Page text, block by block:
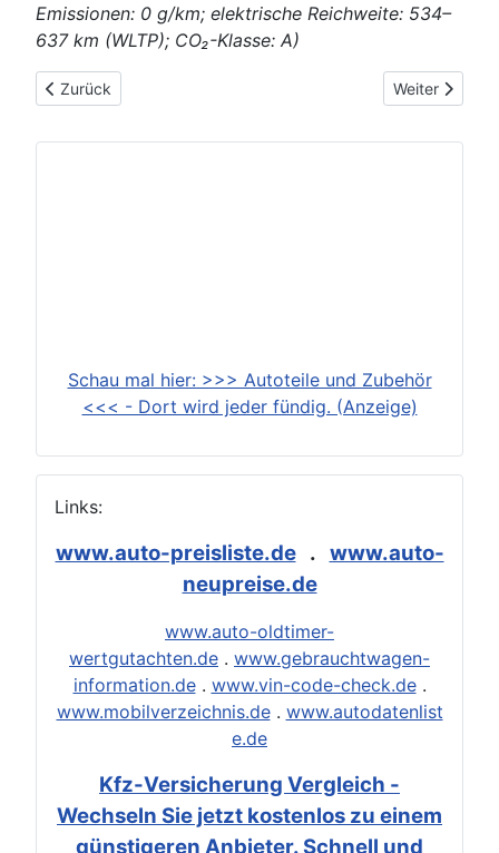
Emissionen: 0 g/km; elektrische Reichweite: 534–
637 km (WLTP); CO₂-Klasse: A)
Vorheriger Beitrag: 2026-05-28: Die neuen Mercedes-AMG
Zurück Nächster
Weiter
Schau mal hier: >>> Autoteile und Zubehör
<<< - Dort wird jeder fündig. (Anzeige)
Links:
www.auto-preisliste.de. www.auto-
neupreise.de
www.auto-oldtimer-
wertgutachten.de . www.gebrauchtwagen-
information.de. www.vin-code-check.de.
www.mobilverzeichnis.de. www.autodatenlist
e.de
Kfz-Versicherung Vergleich -
Wechseln Sie jetzt kostenlos zu einem
günstigeren Anbieter. Schnell und